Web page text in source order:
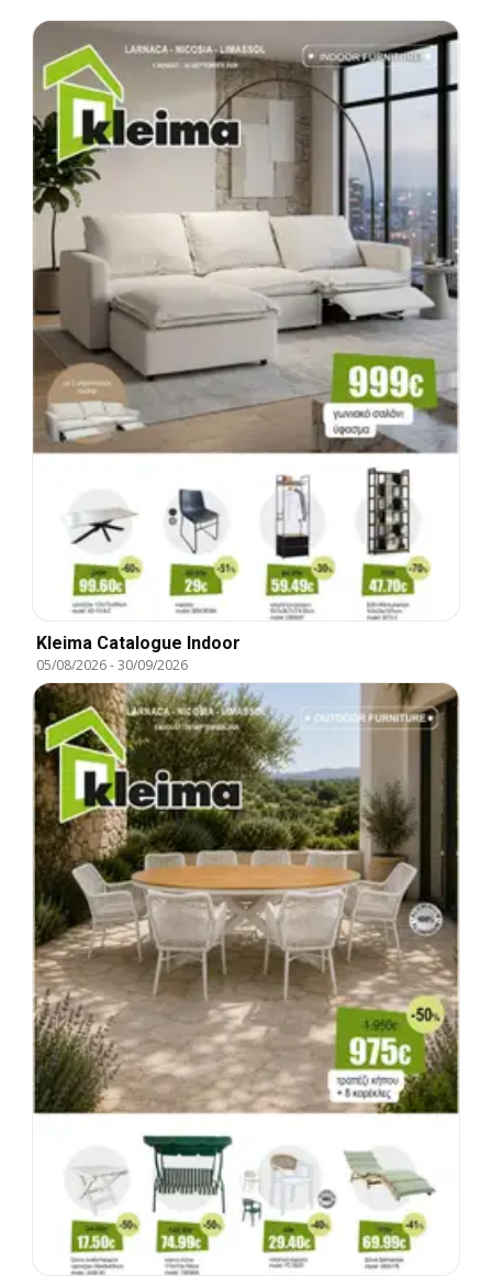
Kleima Catalogue Indoor
05/08/2026-30/09/2026